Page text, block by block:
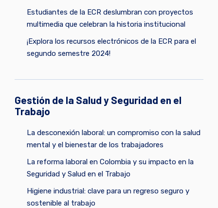
Estudiantes de la ECR deslumbran con proyectos
multimedia que celebran la historia institucional
¡Explora los recursos electrónicos de la ECR para el
segundo semestre 2024!
Gestión de la Salud y Seguridad en el
Trabajo
La desconexión laboral: un compromiso con la salud
mental y el bienestar de los trabajadores
La reforma laboral en Colombia y su impacto en la
Seguridad y Salud en el Trabajo
Higiene industrial: clave para un regreso seguro y
sostenible al trabajo